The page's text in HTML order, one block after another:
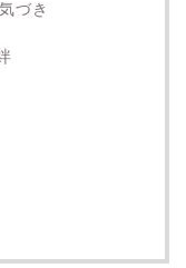
づき